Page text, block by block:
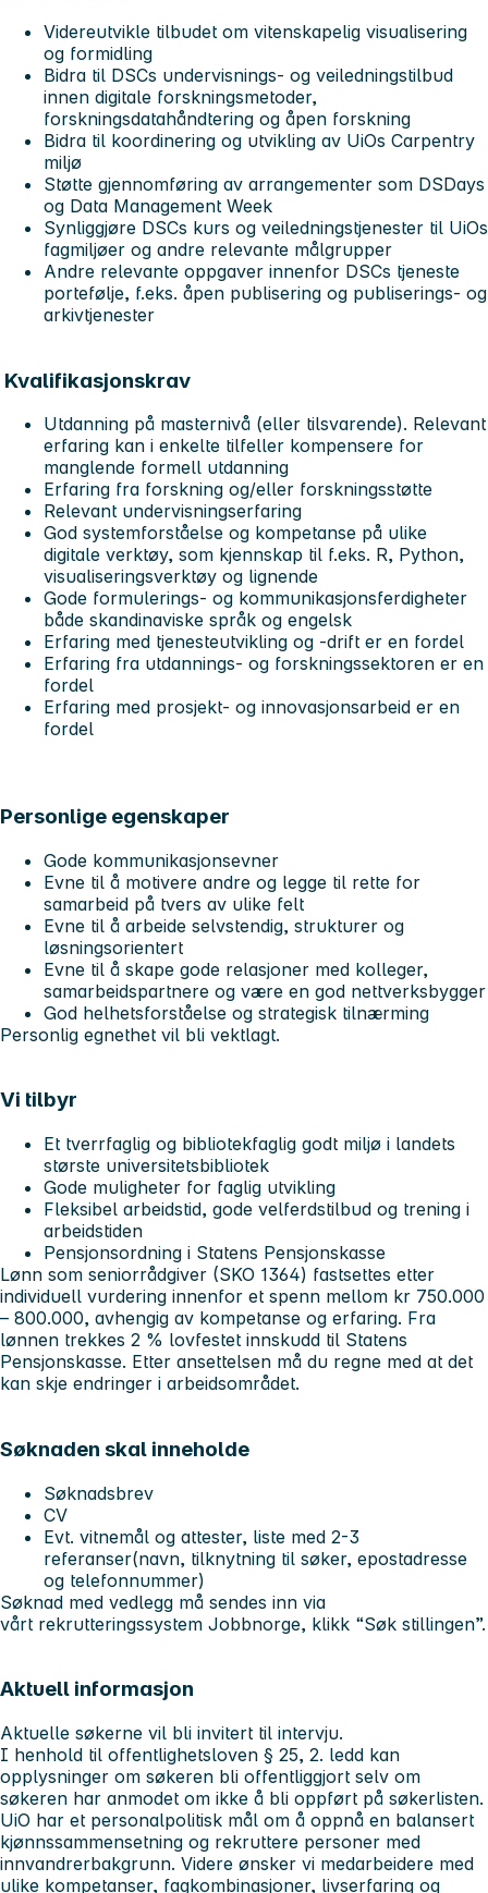
Videreutvikle tilbudet om vitenskapelig visualisering
og formidling
Bidra til DSCs undervisnings- og veiledningstilbud
innen digitale forskningsmetoder,
forskningsdatahåndtering og åpen forskning
Bidra til koordinering og utvikling av UiOs Carpentry
miljø
Støtte gjennomføring av arrangementer som DSDays
og Data Management Week
Synliggjøre DSCs kurs og veiledningstjenester til UiOs
fagmiljøer og andre relevante målgrupper
Andre relevante oppgaver innenfor DSCs tjeneste
portefølje, f.eks. åpen publisering og publiserings- og
arkivtjenester
Kvalifikasjonskrav
Utdanning på masternivå (eller tilsvarende). Relevant
erfaring kan i enkelte tilfeller kompensere for
manglende formell utdanning
Erfaring fra forskning og/eller forskningsstøtte
Relevant undervisningserfaring
God systemforståelse og kompetanse på ulike
digitale verktøy, som kjennskap til f.eks. R, Python,
visualiseringsverktøy og lignende
Gode formulerings- og kommunikasjonsferdigheter
både skandinaviske språk og engelsk
Erfaring med tjenesteutvikling og -drift er en fordel
Erfaring fra utdannings- og forskningssektoren er en
fordel
Erfaring med prosjekt- og innovasjonsarbeid er en
fordel
Personlige egenskaper
Gode kommunikasjonsevner
Evne til å motivere andre og legge til rette for
samarbeid på tvers av ulike felt
Evne til å arbeide selvstendig, strukturer og
løsningsorientert
Evne til å skape gode relasjoner med kolleger,
samarbeidspartnere og være en god nettverksbygger
God helhetsforståelse og strategisk tilnærming
Personlig egnethet vil bli vektlagt.
Vi tilbyr
Et tverrfaglig og bibliotekfaglig godt miljø i landets
største universitetsbibliotek
Gode muligheter for faglig utvikling
Fleksibel arbeidstid, gode velferdstilbud og trening i
arbeidstiden
Pensjonsordning i Statens Pensjonskasse
Lønn som seniorrådgiver (SKO 1364) fastsettes etter
individuell vurdering innenfor et spenn mellom kr 750.000
– 800.000, avhengig av kompetanse og erfaring. Fra
lønnen trekkes 2 % lovfestet innskudd til Statens
Pensjonskasse. Etter ansettelsen må du regne med at det
kan skje endringer i arbeidsområdet.
Søknaden skal inneholde
Søknadsbrev
CV
Evt. vitnemål og attester, liste med 2-3
referanser(navn, tilknytning til søker, epostadresse
og telefonnummer)
Søknad med vedlegg må sendes inn via
vårt rekrutteringssystem Jobbnorge, klikk “Søk stillingen”.
Aktuell informasjon
Aktuelle søkerne vil bli invitert til intervju.
I henhold til offentlighetsloven § 25, 2. ledd kan
opplysninger om søkeren bli offentliggjort selv om
søkeren har anmodet om ikke å bli oppført på søkerlisten.
UiO har et personalpolitisk mål om å oppnå en balansert
kjønnssammensetning og rekruttere personer med
innvandrerbakgrunn. Videre ønsker vi medarbeidere med
ulike kompetanser, fagkombinasjoner, livserfaring og